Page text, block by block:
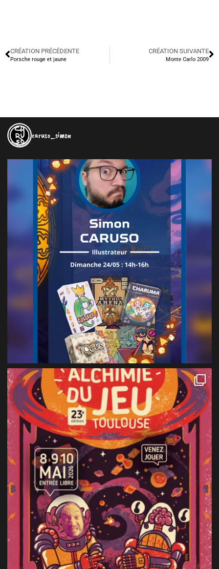
CRÉATION PRÉCÉDENTE
Porsche rouge et jaune
CRÉATION SUIVANTE
Monte Carlo 2009
caruso_simon